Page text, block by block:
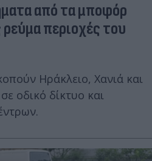
από τα μποφόρ
περιοχές του
Ηράκλειο, Χανιά και
οδικό δίκτυο και